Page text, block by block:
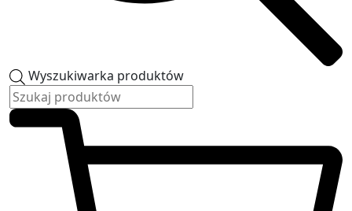
Wyszukiwarka produktów